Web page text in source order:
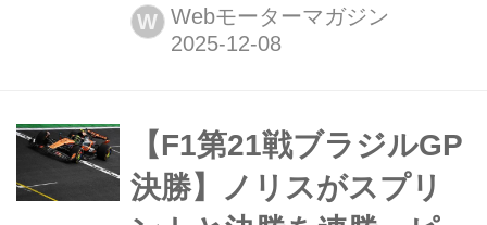
地時間)、F1第24戦アブダビGPがアラ
ブ首長国連邦の首都アブダビのヤス・
ンが優勝、2位にはマクラーレンのオ
スカー・ピアストリ、3位にはマクラ
ーレンのランド・ノリスが入った。こ
W Webモーターマガジン
【F1第21戦ブラジルGP
決勝】ノリスがスプリ